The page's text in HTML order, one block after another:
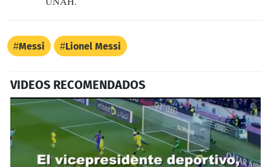
Messi Lionel Messi
VIDEOS RECOMENDADOS